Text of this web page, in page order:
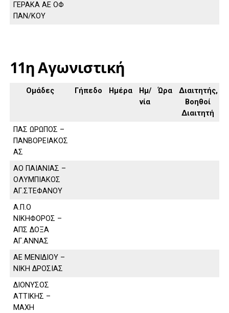
ΓΕΡΑΚΑ ΑΕ ΟΦ
ΠΑΝ/ΚΟΥ
11η Αγωνιστική
Ομάδες Γήπεδο Ημέρα
Ημ/
νία
Ώρα
Διαιτητής,
Βοηθοί
Διαιτητή
ΠΑΣ ΩΡΩΠΟΣ –
ΠΑΝΒΟΡΕΙΑΚΟΣ
ΑΣ
ΑΟ ΠΑΙΑΝΙΑΣ –
ΟΛΥΜΠΙΑΚΟΣ
ΑΓ.ΣΤΕΦΑΝΟΥ
Α.Π.Ο
ΝΙΚΗΦΟΡΟΣ –
ΑΠΣ ΔΟΞΑ
ΑΓ.ΑΝΝΑΣ
ΑΕ ΜΕΝΙΔΙΟΥ –
ΝΙΚΗ ΔΡΟΣΙΑΣ
ΔΙΟΝΥΣΟΣ
ΑΤΤΙΚΗΣ –
ΜΑΧΗ